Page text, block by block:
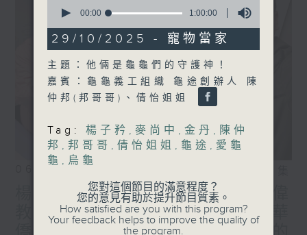
楊子矜 麥尚中 鄒潔瑜 吳宏偉
教授/北都大學城，一帶一路華
seconds
1
hour,
0
seconds
00:00 1:00:00
29/10/2025 - 寵物當家
主題：他倆是龜龜們的守護神！
嘉賓：龜龜義工組織 龜途創辦人 陳
仲邦(邦哥哥)、倩怡姐姐
Tag: 楊子矜 , 麥尚中 , 金丹 , 陳仲
邦 , 邦哥哥 , 倩怡姐姐 , 龜途 , 愛龜
龜 , 烏龜
您對這個節目的滿意程度？
您的意見有助於提升節目質素。
How satisfied are you with this program?
Your feedback helps to improve the quality of
the program.